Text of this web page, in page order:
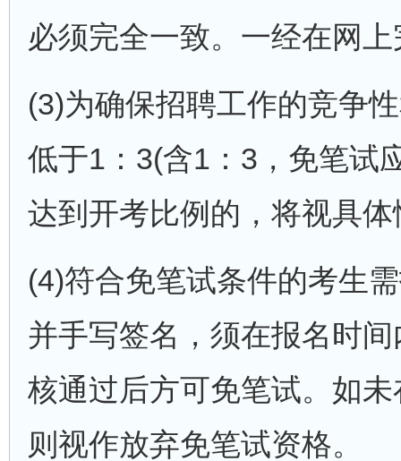
必须完全一致。一经在网
(3)为确保招聘工作的竞争
低于1：3(含1：3，免笔试
达到开考比例的，将视具
(4)符合免笔试条件的考生
并手写签名，须在报名时
核通过后方可免笔试。如
则视作放弃免笔试资格。